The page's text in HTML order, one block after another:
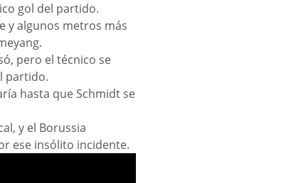
gol del partido.
y algunos metros más
pero el técnico se
partido.
hasta que Schmidt se
y el Borussia
ese insólito incidente.